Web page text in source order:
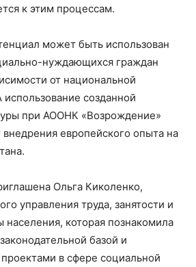
к этим процессам.
может быть использован
нуждающихся граждан
от национальной
созданной
при АООНК «Возрождение»
европейского опыта на
Ольга Киколенко,
управления труда, занятости и
населения, которая познакомила
базой и
в сфере социальной